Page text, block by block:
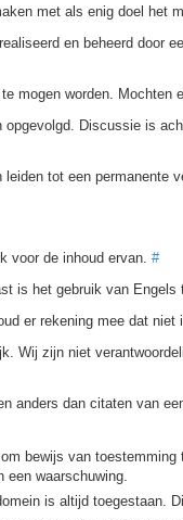
met als enig doel het
en beheerd door
mogen worden.
opgevolgd. Discussie is
tot een permanente
voor de inhoud ervan. #
is het gebruik van Engels
er rekening mee dat niet
Wij zijn niet
anders dan citaten van
bewijs van
waarschuwing.
is altijd toegestaan.